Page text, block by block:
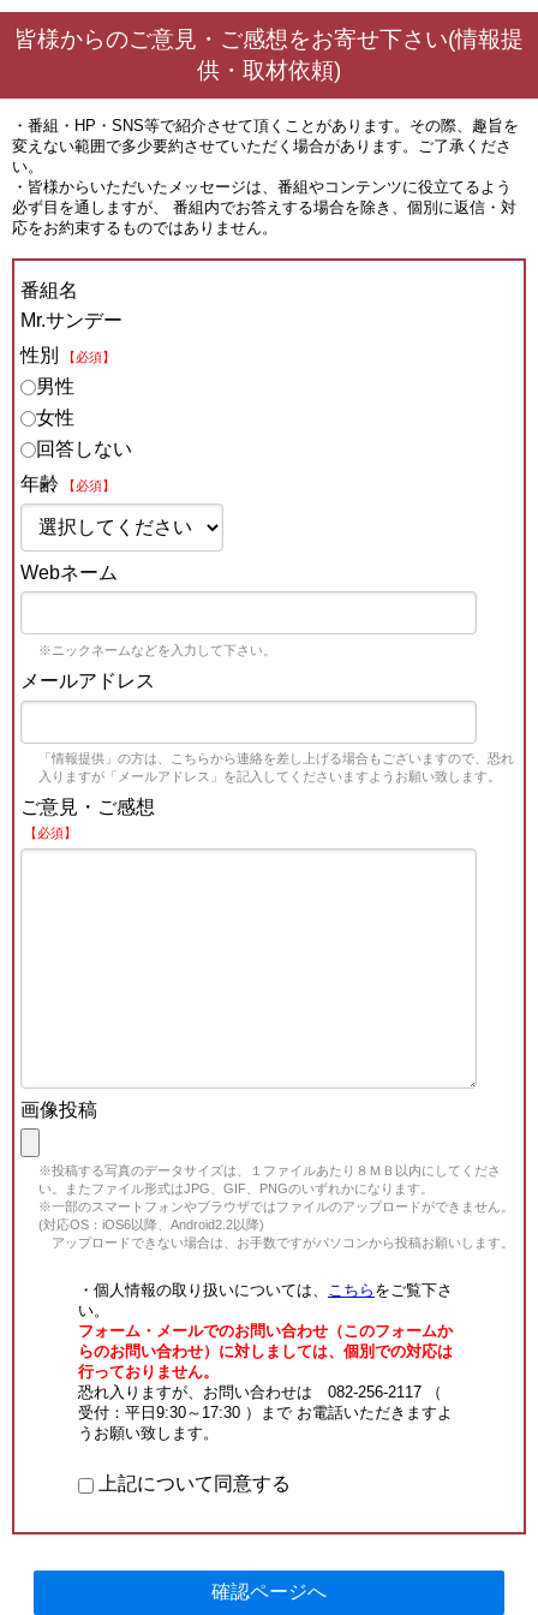
皆様からのご意見・ご感想をお寄せ下さい(情報提
供・取材依頼)
・番組・HP・SNS等で紹介させて頂くことがあります。その際、趣旨を
変えない範囲で多少要約させていただく場合があります。ご了承くださ
い。
・皆様からいただいたメッセージは、番組やコンテンツに役立てるよう
必ず目を通しますが、 番組内でお答えする場合を除き、個別に返信・対
応をお約束するものではありません。
番組名
Mr.サンデー
性別
【必須】
男性
女性
回答しない
年齢
【必須】
Webネーム
※ニックネームなどを入力して下さい。
メールアドレス
「情報提供」の方は、こちらから連絡を差し上げる場合もございますので、恐れ
入りますが「メールアドレス」を記入してくださいますようお願い致します。
ご意見・ご感想
【必須】
画像投稿
※投稿する写真のデータサイズは、１ファイルあたり８ＭＢ以内にしてくださ
い。またファイル形式はJPG、GIF、PNGのいずれかになります。
※一部のスマートフォンやブラウザではファイルのアップロードができません。
(対応OS：iOS6以降、Android2.2以降)
アップロードできない場合は、お手数ですがパソコンから投稿お願いします。
・個人情報の取り扱いについては、 こちら をご覧下さ
い。
フォーム・メールでのお問い合わせ（このフォームか
らのお問い合わせ）に対しましては、個別での対応は
行っておりません。
恐れ入りますが、お問い合わせは 082-256-2117 （
受付：平日9:30～17:30 ）まで お電話いただきますよ
うお願い致します。
上記について同意する
確認ページへ